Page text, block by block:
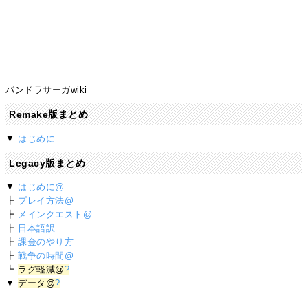
パンドラサーガwiki
Remake版まとめ
▼ はじめに
Legacy版まとめ
▼ はじめに@
┣ プレイ方法@
┣ メインクエスト@
┣ 日本語訳
┣課金のやり方
┣戦争の時間@
┗ ラグ軽減@?
▼データ@?